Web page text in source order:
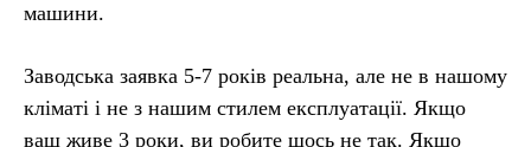
машини.
Заводська заявка 5-7 років реальна, але не в нашому
кліматі і не з нашим стилем експлуатації. Якщо
ваш живе 3 роки, ви робите щось не так. Якщо